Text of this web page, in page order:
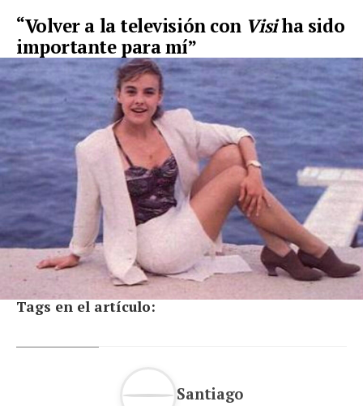
“Volver a la televisión con Visiha sido
importante para mí”
Tags en el artículo:
Santiago